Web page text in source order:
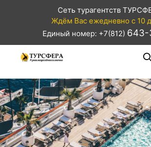
Сеть турагентств
Ждём Вас ежедневно с 10
Единый номер: +7(812)